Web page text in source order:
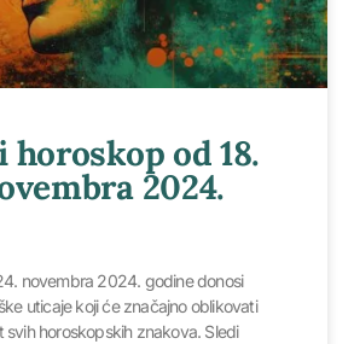
horoskop od 18.
2024.
novembra 2024. godine donosi
uticaje koji će značajno oblikovati
horoskopskih znakova. Sledi